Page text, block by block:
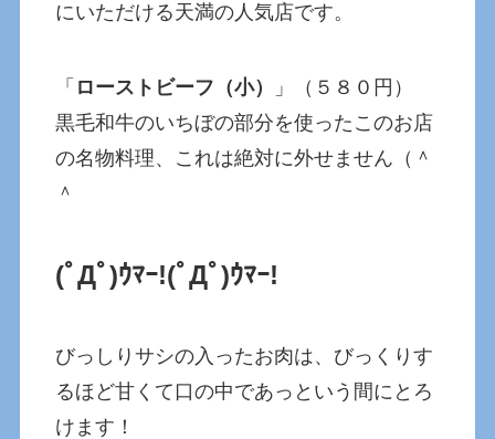
にいただける天満の人気店です。
「 ローストビーフ（小）
」（５８０円）
黒毛和牛のいちぼの部分を使ったこのお店
の名物料理、これは絶対に外せません（＾
＾
(ﾟДﾟ)ｳﾏｰ!(ﾟДﾟ)ｳﾏｰ!
びっしりサシの入ったお肉は、びっくりす
るほど甘くて口の中であっという間にとろ
けます！